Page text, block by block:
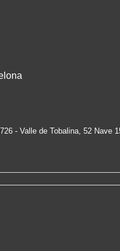
- Valle de Tobalina, 52 Nave